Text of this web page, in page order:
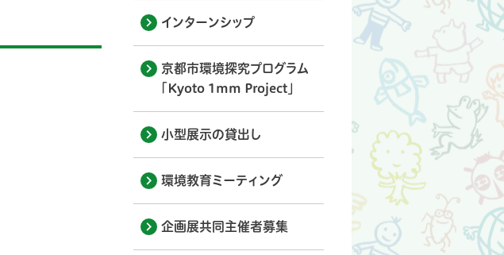
インターンシップ
京都市環境探究プログラム
「Kyoto 1mm Project」
小型展示の貸出し
環境教育ミーティング
企画展共同主催者募集